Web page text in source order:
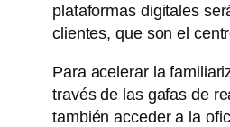
plataformas digitales
clientes, que son el
Para acelerar la
través de las gafas de
también acceder a la